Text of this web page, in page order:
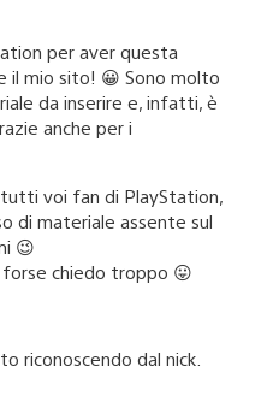
per aver questa
il mio sito! 😀 Sono molto
da inserire e, infatti, è
anche per i
voi fan di PlayStation,
di materiale assente sul
😉
forse chiedo troppo 😛
riconoscendo dal nick.